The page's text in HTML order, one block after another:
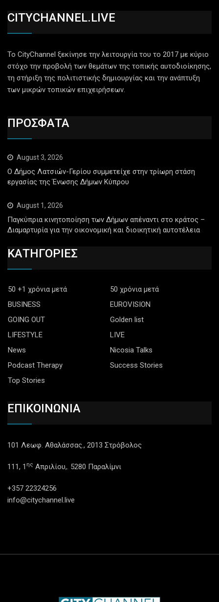
CITYCHANNEL.LIVE
Το CityChannel ξεκίνησε την λειτουργία του το 2017 με κύριο
στόχο την προβολή των θεμάτων της τοπικής αυτοδιοίκησης,
τη στήριξη της πολιτιστικής δημιουργίας και την ανάπτυξη
των μικρών τοπικών επιχειρήσεων.
ΠΡΟΣΦΑΤΑ
August 3, 2026
Ο Δήμος Λατσιών-Γερίου συμμετείχε στην τρίωρη στάση
εργασίας της Ένωσης Δήμων Κύπρου
August 1, 2026
Παγκύπρια κινητοποίηση των Δήμων απέναντι στο κράτος –
Διαμαρτυρία για την οικονομική και διοικητική αυτοτέλεια
ΚΑΤΗΓΟΡΙΕΣ
50 +1 χρόνια μετά
50 χρόνια μετά
BUSINESS
EUROVISION
GOING OUT
Golden list
LIFESTYLE
LIVE
News
Nicosia Talks
Podcast Therapy
Success Stories
Top Stories
ΕΠΙΚΟΙΝΩΝΙΑ
101 Λεωφ. Αθαλάσσας., 2013 Στρόβολος
111, 1 ης Απριλίου,. 5280 Παραλίμνι
+357 22324256
info@citychannel.live